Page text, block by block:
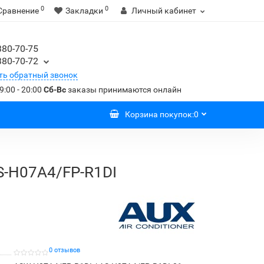
0 Закладки 0 Личный кабинет
70-75
70-72
обратный звонок
- 20:00 Сб-Всзаказы принимаются онлайн
Корзина покупок:0
H07A4/FP-R1DI
0 отзывов